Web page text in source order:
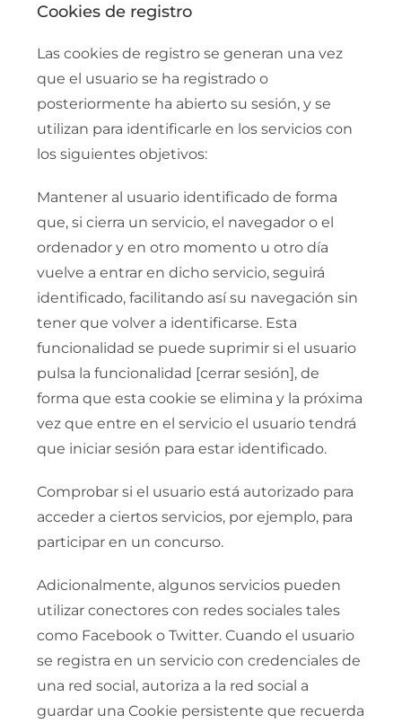
Cookies de registro
Las cookies de registro se generan una vez
que el usuario se ha registrado o
posteriormente ha abierto su sesión, y se
utilizan para identificarle en los servicios con
los siguientes objetivos:
Mantener al usuario identificado de forma
que, si cierra un servicio, el navegador o el
ordenador y en otro momento u otro día
vuelve a entrar en dicho servicio, seguirá
identificado, facilitando así su navegación sin
tener que volver a identificarse. Esta
funcionalidad se puede suprimir si el usuario
pulsa la funcionalidad [cerrar sesión], de
forma que esta cookie se elimina y la próxima
vez que entre en el servicio el usuario tendrá
que iniciar sesión para estar identificado.
Comprobar si el usuario está autorizado para
acceder a ciertos servicios, por ejemplo, para
participar en un concurso.
Adicionalmente, algunos servicios pueden
utilizar conectores con redes sociales tales
como Facebook o Twitter. Cuando el usuario
se registra en un servicio con credenciales de
una red social, autoriza a la red social a
guardar una Cookie persistente que recuerda